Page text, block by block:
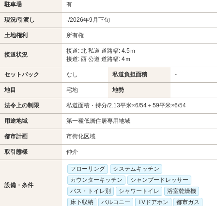
駐車場 有
現況/引渡し -/2026年9月下旬
土地権利 所有権
接道状況
接道: 北 私道 道路幅: 4.5ｍ
接道: 西 公道 道路幅: 4ｍ
セットバック なし 私道負担面積 -
地目 宅地 地勢
法令上の制限 私道面積・持分/2.13平米×6/54＋59平米×6/54
用途地域 第一種低層住居専用地域
都市計画 市街化区域
取引態様 仲介
設備・条件
フローリング
システムキッチン
カウンターキッチン
シャンプードレッサー
バス・トイレ別
シャワートイレ
浴室乾燥機
床下収納
バルコニー TVドアホン 都市ガス